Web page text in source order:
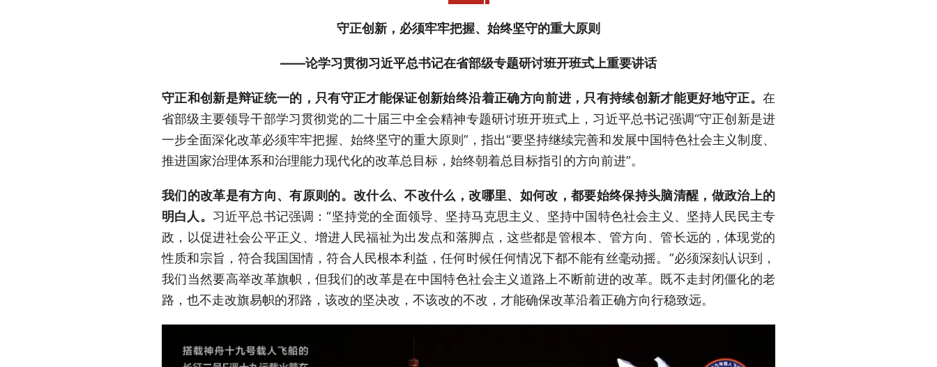
守正创新，必须牢牢把握、始终坚守的重大原则
——论学习贯彻习近平总书记在省部级专题研讨班开班式上重要讲话
守正和创新是辩证统一的，只有守正才能保证创新始终沿着正确方向前进，只有持续创新才能更好地守正。 在
省部级主要领导干部学习贯彻党的二十届三中全会精神专题研讨班开班式上，习近平总书记强调“守正创新是进
一步全面深化改革必须牢牢把握、始终坚守的重大原则”，指出“要坚持继续完善和发展中国特色社会主义制度、
推进国家治理体系和治理能力现代化的改革总目标，始终朝着总目标指引的方向前进”。
我们的改革是有方向、有原则的。改什么、不改什么，改哪里、如何改，都要始终保持头脑清醒，做政治上的
明白人。 习近平总书记强调：“坚持党的全面领导、坚持马克思主义、坚持中国特色社会主义、坚持人民民主专
政，以促进社会公平正义、增进人民福祉为出发点和落脚点，这些都是管根本、管方向、管长远的，体现党的
性质和宗旨，符合我国国情，符合人民根本利益，任何时候任何情况下都不能有丝毫动摇。”必须深刻认识到，
我们当然要高举改革旗帜，但我们的改革是在中国特色社会主义道路上不断前进的改革。既不走封闭僵化的老
路，也不走改旗易帜的邪路，该改的坚决改，不该改的不改，才能确保改革沿着正确方向行稳致远。